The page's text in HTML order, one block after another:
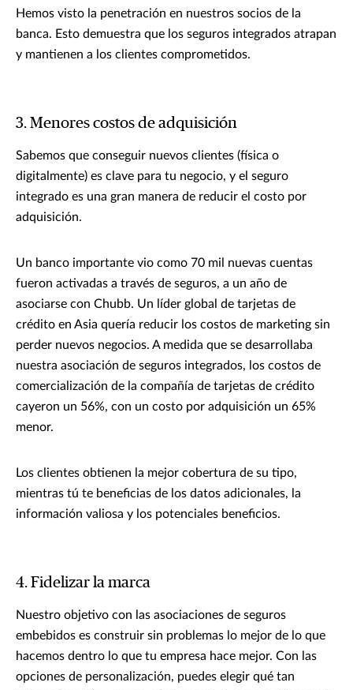
Hemos visto la penetración en nuestros socios de la
banca. Esto demuestra que los seguros integrados atrapan
y mantienen a los clientes comprometidos.
3. Menores costos de adquisición
Sabemos que conseguir nuevos clientes (física o
digitalmente) es clave para tu negocio, y el seguro
integrado es una gran manera de reducir el costo por
adquisición.
Un banco importante vio como 70 mil nuevas cuentas
fueron activadas a través de seguros, a un año de
asociarse con Chubb. Un líder global de tarjetas de
crédito en Asia quería reducir los costos de marketing sin
perder nuevos negocios. A medida que se desarrollaba
nuestra asociación de seguros integrados, los costos de
comercialización de la compañía de tarjetas de crédito
cayeron un 56%, con un costo por adquisición un 65%
menor.
Los clientes obtienen la mejor cobertura de su tipo,
mientras tú te beneficias de los datos adicionales, la
información valiosa y los potenciales beneficios.
4. Fidelizar la marca
Nuestro objetivo con las asociaciones de seguros
embebidos es construir sin problemas lo mejor de lo que
hacemos dentro lo que tu empresa hace mejor. Con las
opciones de personalización, puedes elegir qué tan